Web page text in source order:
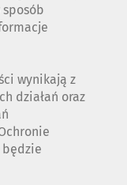
wynikają z
działań oraz
będzie